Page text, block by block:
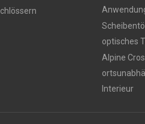
optisches
Alpine
Interieur